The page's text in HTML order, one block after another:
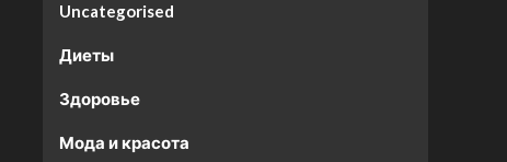
Uncategorised
Диеты
Здоровье
Мода и красота